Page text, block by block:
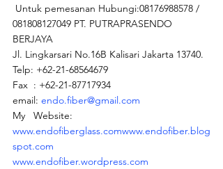
081808127049 PT. PUTRAPRASENDO
BERJAYA
Jl. Lingkarsari No.16B Kalisari Jakarta 13740.
Telp: +62-21-68564679
Fax  : +62-21-87717934
email: endo.fiber@gmail.com
My   Website:
www.endofiberglass.comwww.endofiber.blog
spot.com
www.endofiber.wordpress.com